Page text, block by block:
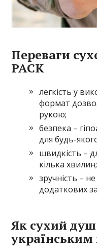
Переваги
PACK
легкість у
формат
рукою;
безпека –
для будь-
швидкість –
кілька хвилин;
зручність –
додаткових
Як сухий
українським